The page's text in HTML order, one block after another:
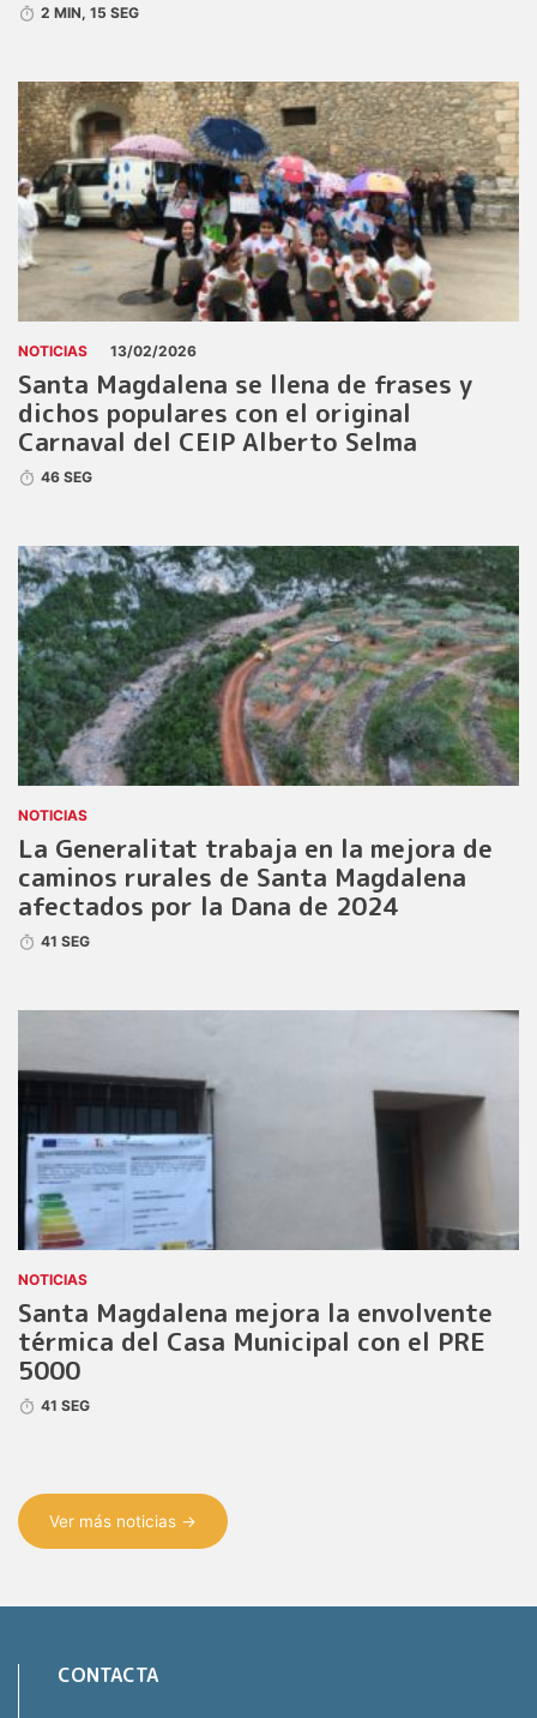
2 MIN, 15 SEG
NOTICIAS 13/02/2026
Santa Magdalena se llena de frases y
dichos populares con el original
Carnaval del CEIP Alberto Selma
46 SEG
NOTICIAS
La Generalitat trabaja en la mejora de
caminos rurales de Santa Magdalena
afectados por la Dana de 2024
41 SEG
NOTICIAS
Santa Magdalena mejora la envolvente
térmica del Casa Municipal con el PRE
5000
41 SEG
Ver más noticias →
CONTACTA